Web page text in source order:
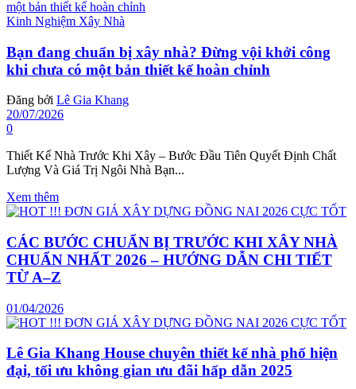
Kinh Nghiệm Xây Nhà
Bạn đang chuẩn bị xây nhà? Đừng vội khởi công
khi chưa có một bản thiết kế hoàn chỉnh
Đăng bởi Lê Gia Khang
20/07/2026
0
Thiết Kế Nhà Trước Khi Xây – Bước Đầu Tiên Quyết Định Chất
Lượng Và Giá Trị Ngôi Nhà Bạn...
Xem thêm
CÁC BƯỚC CHUẨN BỊ TRƯỚC KHI XÂY NHÀ
CHUẨN NHẤT 2026 – HƯỚNG DẪN CHI TIẾT
TỪ A–Z
01/04/2026
Lê Gia Khang House chuyên thiết kế nhà phố hiện
đại, tối ưu không gian ưu đãi hấp dẫn 2025